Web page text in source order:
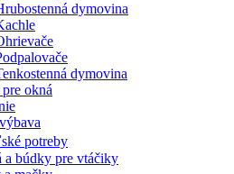
dymovina
dymovina
okná
potreby
a búdky pre vtáčiky